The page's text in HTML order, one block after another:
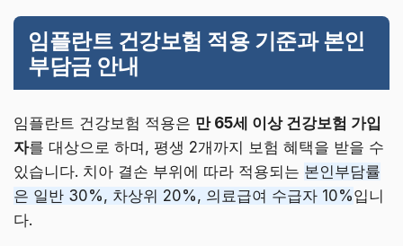
임플란트 건강보험 적용 기준과 본인
부담금 안내
임플란트 건강보험 적용은 만 65세 이상 건강보험 가입
자를 대상으로 하며, 평생 2개까지 보험 혜택을 받을 수
있습니다. 치아 결손 부위에 따라 적용되는 본인부담률
은 일반 30%, 차상위 20%, 의료급여 수급자 10%입니
다.